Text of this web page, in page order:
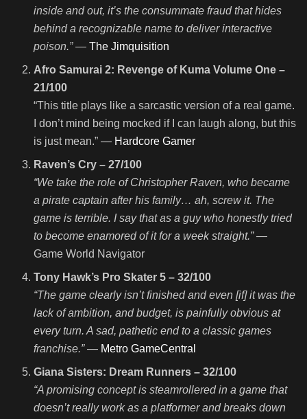
inside and out, it’s the consummate fraud that hides
behind a recognizable name to deliver interactive
poison.”—The Jimquisition
Afro Samurai 2: Revenge of Kuma Volume One –
21/100
“This title plays like a sarcastic version of a real game.
I don’t mind being mocked if I can laugh along, but this
is just mean.” — Hardcore Gamer
Raven’s Cry – 27/100
“We take the role of Christopher Raven, who became
a pirate captain after his family… ah, screw it. The
game is terrible. I say that as a guy who honestly tried
to become enamored of it for a week straight.”—
Game World Navigator
Tony Hawk’s Pro Skater 5 – 32/100
“The game clearly isn’t finished and even [if] it was the
lack of ambition, and budget, is painfully obvious at
every turn. A sad, pathetic end to a classic games
franchise.”— Metro GameCentral
Giana Sisters: Dream Runners – 32/100
“A promising concept is steamrollered in a game that
doesn’t really work as a platformer and breaks down